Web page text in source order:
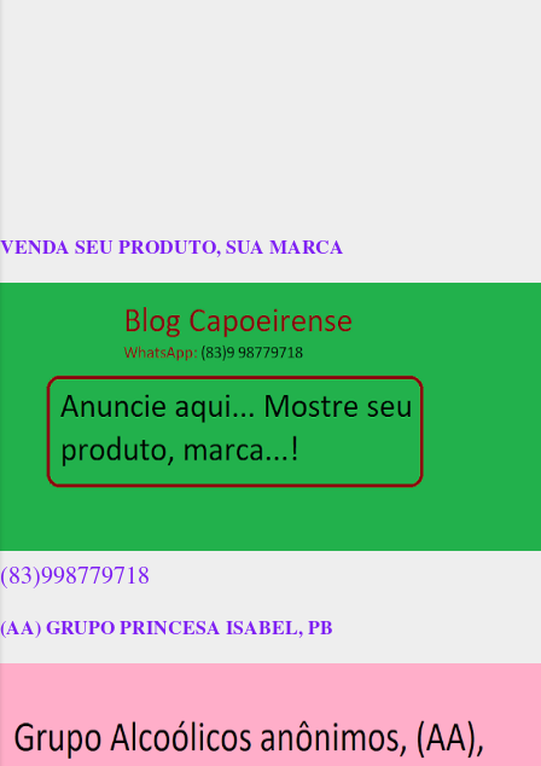
VENDA SEU PRODUTO, SUA MARCA
(83)998779718
(AA) GRUPO PRINCESA ISABEL, PB